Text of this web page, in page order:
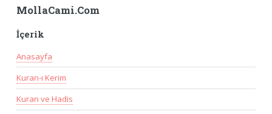
MollaCami.Com
İçerik
Anasayfa
Kuran-ı Kerim
Kuran ve Hadis